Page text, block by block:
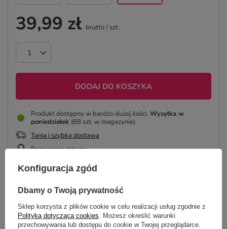
39,99 zł brutto/ szt.
DODAJ DO KOSZYKA
Produkt dostępny w bardzo dużej ilości Wysyłka w
poniedziałek (88 szt. w magazynie)
Tania i szybka dostawa
Bezpieczne zakupy
ZAPROJEKTUJ MASON JAR
Konfiguracja zgód
Dbamy o Twoją prywatność
Sklep korzysta z plików cookie w celu realizacji usług zgodnie z
Polityką dotyczącą cookies . Możesz określić warunki
przechowywania lub dostępu do cookie w Twojej przeglądarce.